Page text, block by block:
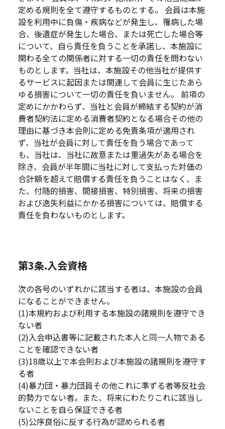
定める規則を全て遵守するものとする。 会員は本施
設を利用中に負傷・疾病などが発生し、罹病した場
合、後遺症が発生した場合、または死亡した場合等
について、自ら責任を負うことを承諾し、本施設に
関わる全ての関係者に対する一切の責任を問わない
ものとします。当社は、本施設その他当社が提供す
るサービスに起因または関連して会員に生じたあら
ゆる損害について一切の責任を負いません。 前項の
定めにかかわらず、当社と会員が締結する契約が消
費者契約法に定める消費者契約となる場合その他の
理由に基づき本会則に定める免責条項が適用され
ず、当社が会員に対して責任を負う場合であって
も、当社は、当社に故意または重過失がある場合を
除き、会員が半年間に当社に対して支払った対価の
合計額を超えて賠償する責任を負うことはなく、ま
た、付随的損害、間接損害、特別損害、将来の損害
および逸失利益にかかる損害については、賠償する
責任を負わないものとします。
第3条.入会資格
次の各号のいずれかに該当する者は、本施設の会員
になることができません。
(1)本規約および利用する本施設の諸規則を遵守でき
ない者
(2)入会申込書等に記載された本人と同一人物である
ことを確認できない者
(3)18歳以上で本会則および本施設の諸規則を遵守す
る者
(4)暴力団・暴力団員その他これに準ずる者等反社会
的勢力でない者。また、将来にわたりこれに該当し
ないことを自ら保証できる者
(5)公序良俗に反する行為が認められる者